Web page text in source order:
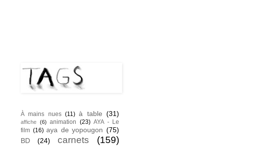
À mains nues (11) à table (31)
affiche (6) animation (23) AYA - Le
film (16) aya de yopougon (75)
BD
(24) carnets (159)